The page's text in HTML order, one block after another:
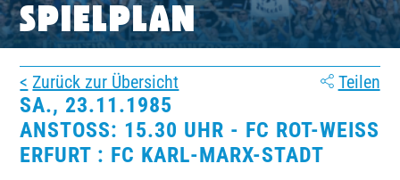
CAMPUS
CLUB
CLUBMITGLIEDSCHAFT
BUSINESS
SÜDKURVE
SPIELPLAN
Zurück zur Übersicht Teilen
SA., 23.11.1985
ANSTOSS: 15.30 UHR - FC ROT-WEISS ER
FURT : FC KARL-MARX-STADT